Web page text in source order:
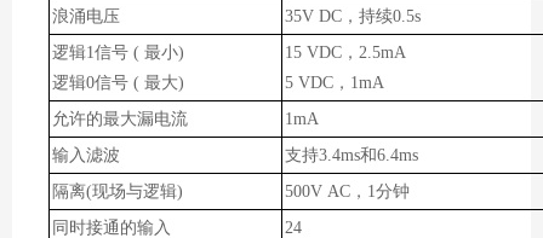
浪涌电压
35V DC，持续0.5s
逻辑1信号 ( 最小)
逻辑0信号 ( 最大)
15 VDC，2.5mA
5 VDC，1mA
允许的最大漏电流
1mA
输入滤波
支持3.4ms和6.4ms
隔离(现场与逻辑)
500V AC，1分钟
同时接通的输入
24